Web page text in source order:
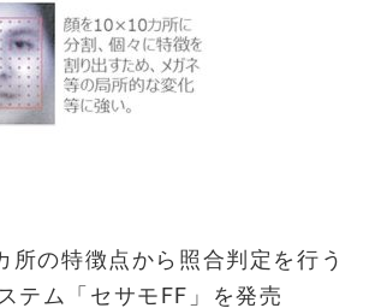
所の特徴点から照合判定を行う
テム「セサモFF」を発売